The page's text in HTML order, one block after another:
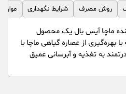
روش مصرف شرایط نگهداری
ماچا آیس بال یک محصول
از عصاره گیاهی ماچا با
به تغذیه و آبرسانی عمیق